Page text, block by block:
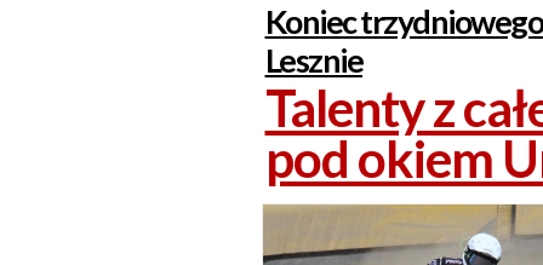
Koniec
Lesznie
Talenty z
pod okiem